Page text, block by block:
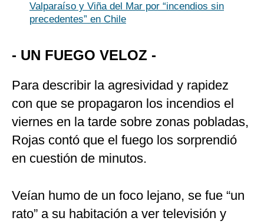
Valparaíso y Viña del Mar por “incendios sin
precedentes” en Chile
- UN FUEGO VELOZ -
Para describir la agresividad y rapidez
con que se propagaron los incendios el
viernes en la tarde sobre zonas pobladas,
Rojas contó que el fuego los sorprendió
en cuestión de minutos.
Veían humo de un foco lejano, se fue “un
rato” a su habitación a ver televisión y